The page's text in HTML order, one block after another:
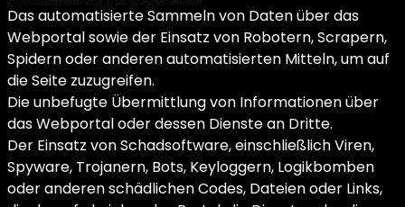
Das automatisierte Sammeln von Daten über das
Webportal sowie der Einsatz von Robotern, Scrapern,
Spidern oder anderen automatisierten Mitteln, um auf
die Seite zuzugreifen.
Die unbefugte Übermittlung von Informationen über
das Webportal oder dessen Dienste an Dritte.
Der Einsatz von Schadsoftware, einschließlich Viren,
Spyware, Trojanern, Bots, Keyloggern, Logikbomben
oder anderen schädlichen Codes, Dateien oder Links,